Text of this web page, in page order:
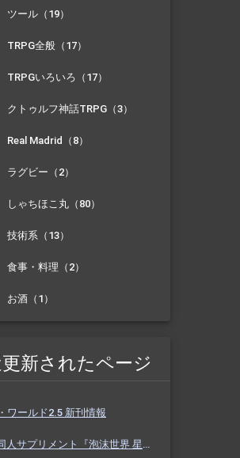
SW2.5 初心者向け情報【ソドワ初
とめているページです。キャラクタービルドの作
り方や種族や技能などの一覧と紹介、一緒に遊ぶ
介など。シナリオの準備の仕方などGM向けの情報
ツール（19）
TRPG全般（17）
TRPGいろいろ（17）
クトゥルフ神話TRPG（3）
Real Madrid（8）
ラグビー（2）
しゃちほこ丸（80）
技術系（13）
食事・料理（2）
お酒（1）
新されたページ
ワールド2.5 新刊情報
SW2.5同人サプリメント『泡沫世界 星と砂のノクターン』 #ホスノク